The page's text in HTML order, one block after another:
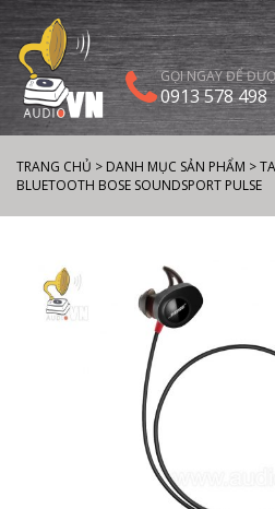
GỌI NGAY ĐỂ
0913 578 498
TRANG CHỦ > DANH MỤC SẢN PHẨM >
BLUETOOTH BOSE SOUNDSPORT PULSE